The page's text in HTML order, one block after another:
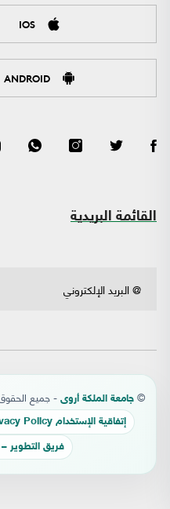
IOS
ANDROID
القائمة البريدية
© جامعة الملكة أروى - جميع الحقوق
إتفاقية الإستخدام Privacy Policy
فريق التطوير